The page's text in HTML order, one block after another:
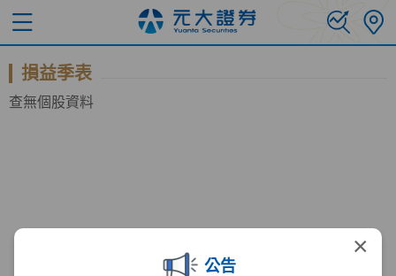
×
公告
損益季表
查無個股資料